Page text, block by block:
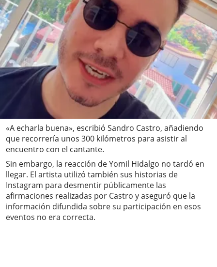
«A echarla buena», escribió Sandro Castro, añadiendo
que recorrería unos 300 kilómetros para asistir al
encuentro con el cantante.
Sin embargo, la reacción de Yomil Hidalgo no tardó en
llegar. El artista utilizó también sus historias de
Instagram para desmentir públicamente las
afirmaciones realizadas por Castro y aseguró que la
información difundida sobre su participación en esos
eventos no era correcta.